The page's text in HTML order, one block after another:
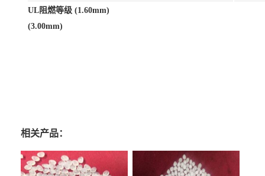
UL阻燃等级 (1.60mm)
(3.00mm)
相关产品：